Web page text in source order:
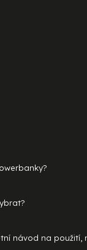
návod na